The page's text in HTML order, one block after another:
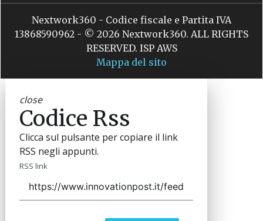
Nextwork360 - Codice fiscale e Partita IVA
13868590962 - © 2026 Nextwork360. ALL RIGHTS
RESERVED. ISP AWS
Mappa del sito
close
Codice Rss
Clicca sul pulsante per copiare il link
RSS negli appunti.
RSS link